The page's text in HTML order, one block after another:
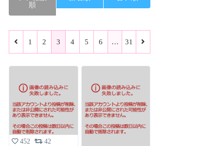
順
1 2 3 4 5 6 … 31
452
42